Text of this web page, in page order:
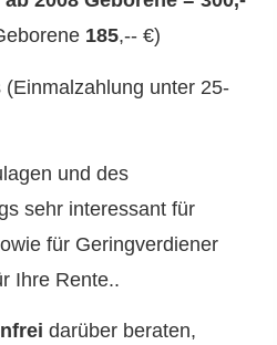
185,-- €)
unter 25-
und des
sehr interessant für
für Geringverdiener
Ihre Rente..
darüber beraten,